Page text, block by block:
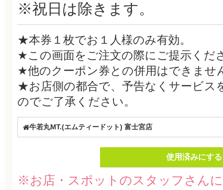
※祝日は除きます。
★本券１枚でお１人様のみ有効。
★この画面をご注文の際にご提示くだ
★他のクーポン券との併用はできませ
★お店側の都合で、予告なくサービス
のでご了承ください。
牛若丸MT.(エムティードット) 富士宮店
使用済みにする
※お店・スポットのスタッフさん